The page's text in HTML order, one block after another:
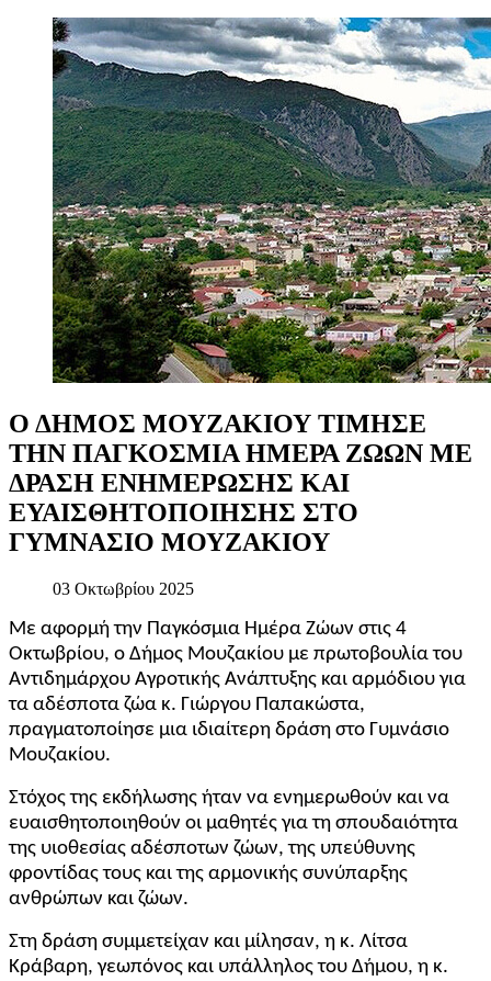
Ο ΔΗΜΟΣ ΜΟΥΖΑΚΙΟΥ ΤΙΜΗΣΕ
ΤΗΝ ΠΑΓΚΟΣΜΙΑ ΗΜΕΡΑ ΖΩΩΝ ΜΕ
ΔΡΑΣΗ ΕΝΗΜΕΡΩΣΗΣ ΚΑΙ
ΕΥΑΙΣΘΗΤΟΠΟΙΗΣΗΣ ΣΤΟ
ΓΥΜΝΑΣΙΟ ΜΟΥΖΑΚΙΟΥ
03 Οκτωβρίου 2025
Με αφορμή την Παγκόσμια Ημέρα Ζώων στις 4
Οκτωβρίου, ο Δήμος Μουζακίου με πρωτοβουλία του
Αντιδημάρχου Αγροτικής Ανάπτυξης και αρμόδιου για
τα αδέσποτα ζώα κ. Γιώργου Παπακώστα,
πραγματοποίησε μια ιδιαίτερη δράση στο Γυμνάσιο
Μουζακίου.
Στόχος της εκδήλωσης ήταν να ενημερωθούν και να
ευαισθητοποιηθούν οι μαθητές για τη σπουδαιότητα
της υιοθεσίας αδέσποτων ζώων, της υπεύθυνης
φροντίδαςτους και της αρμονικής συνύπαρξης
ανθρώπων και ζώων.
Στη δράση συμμετείχαν και μίλησαν, η κ. Λίτσα
Κράβαρη, γεωπόνος και υπάλληλος του Δήμου, η κ.